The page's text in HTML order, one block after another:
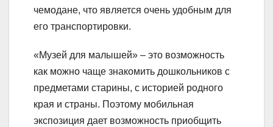
чемодане, что является очень удобным для
его транспортировки.
«Музей для малышей» – это возможность
как можно чаще знакомить дошкольников с
предметами старины, с историей родного
края и страны. Поэтому мобильная
экспозиция дает возможность приобщить